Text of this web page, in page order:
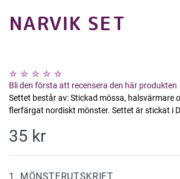
NARVIK SET
Bli den första att recensera den här produkten
Settet består av: Stickad mössa, halsvärmare
flerfärgat nordiskt mönster. Settet är stickat i
35 kr
1. MÖNSTERUTSKRIFT